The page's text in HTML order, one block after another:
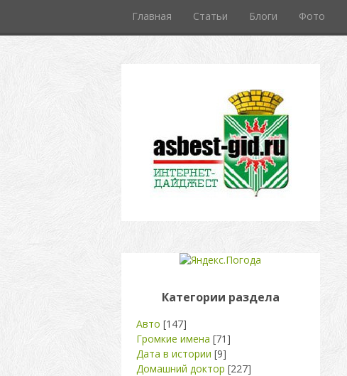
Главная Статьи Блоги Фото
Категории раздела
Авто [147]
Громкие имена [71]
Дата в истории [9]
Домашний доктор [227]